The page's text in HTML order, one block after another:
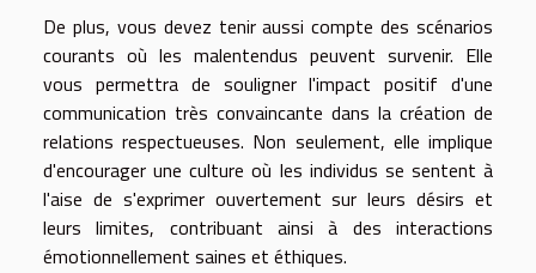
De plus, vous devez tenir aussi compte des scénarios
courants où les malentendus peuvent survenir. Elle
vous permettra de souligner l'impact positif d'une
communication très convaincante dans la création de
relations respectueuses. Non seulement, elle implique
d'encourager une culture où les individus se sentent à
l'aise de s'exprimer ouvertement sur leurs désirs et
leurs limites, contribuant ainsi à des interactions
émotionnellement saines et éthiques.